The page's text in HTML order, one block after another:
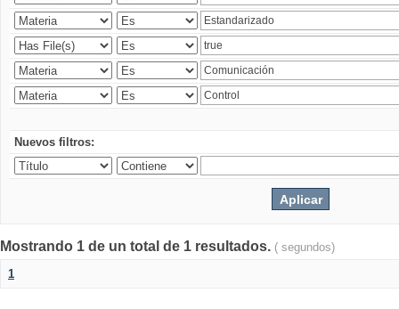
Nuevos filtros:
Mostrando 1 de un total de 1 resultados. ( segundos)
1